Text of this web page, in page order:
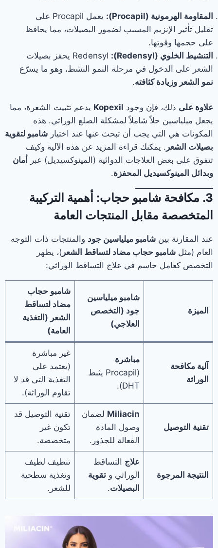
المقاومة الهرمونية (Procapil):
يعمل Procapil على
تقليل تأثير الإنزيم المسبب لضمور البصيلات، مما يحافظ
على حجمها وقوتها.
التنشيط الخلوي (Redensyl):
Redensyl يحفز بصيلات
الشعر على الدخول في مرحلة النمو النشط، وهو ما يسرّع
نمو الشعر وزيادة كثافته.
علاوة على ذلك، فإن وجود Kopexil يدعم تثبيت الشعرة، مما
يجعل ميلياسين حلاً شاملاً لمشكلة الصلع الوراثي. هذه
المكونات هي التي يجب أن تبحث عنها عند اختيار شامبو لتقوية
بصيلات الشعر . يمكنك قراءة المزيد عن هذه الآلية وكيف
تتفوق على بعض العلاجات الدوائية (المينوكسيديل) عبر
أمان
وبدائل المينوكسيديل المحفزة.
3. مكافحة شامبو حجاب: أهمية التركيبة
المتخصصة مقابل المنتجات العامة
عند المقارنة بين شامبو ميلياسين جود والمنتجات ذات التوجه
العام (مثل شامبو حجاب مضاد لتساقط الشعر )، يظهر
التخصص كعامل حاسم في علاج التساقط الوراثي:
الميزة
شامبو ميلياسين
جود (التخصص
العلاجي)
شامبو حجاب
مضاد لتساقط
الشعر (التغذية
العامة)
آلية مكافحة
الوراثة
مباشرة
(Procapil يثبط
DHT).
غير مباشرة
(يعتمد على
التغذية التي قد لا
تقاوم الوراثة).
تقنية التوصيل
Miliacin لضمان
وصول المادة
الفعالة للجذور.
تقنية التوصيل قد
تكون غير
متخصصة.
النتيجة المرجوة
علاج التساقط
الوراثي وتقوية
البصيلات.
تنظيف لطيف
وتغذية سطحية
للشعر.